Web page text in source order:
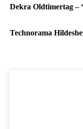
Dekra Oldtimertag –
Technorama